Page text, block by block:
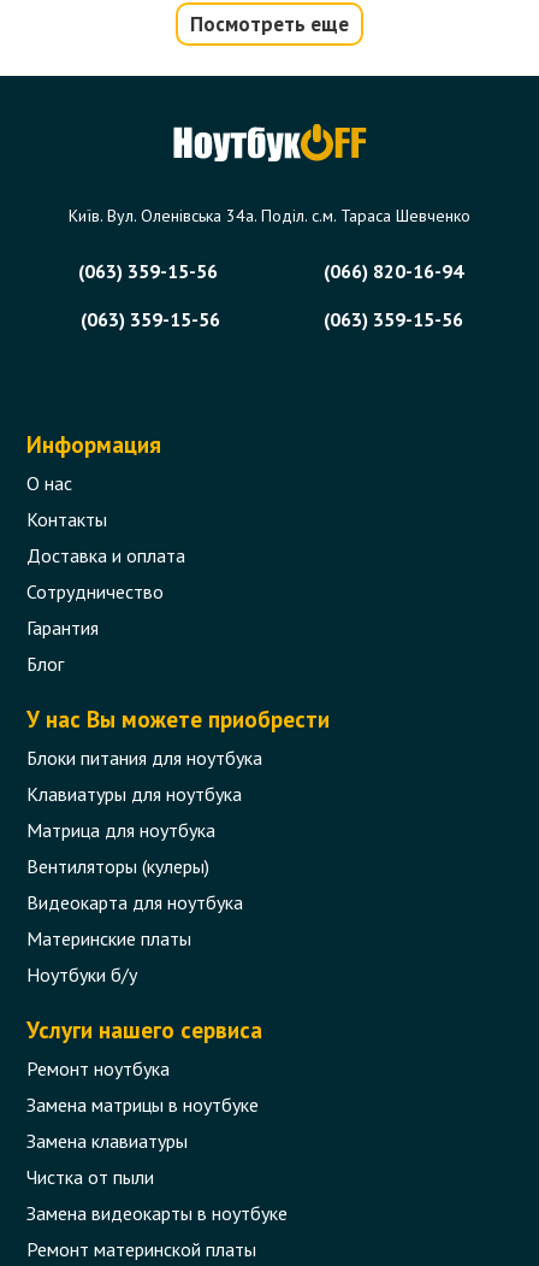
Посмотреть еще
Київ. Вул. Оленівська 34а. Поділ. с.м. Тараса Шевченко
(063) 359-15-56
(066) 820-16-94
(063) 359-15-56
(063) 359-15-56
Информация
О нас
Контакты
Доставка и оплата
Сотрудничество
Гарантия
Блог
У нас Вы можете приобрести
Блоки питания для ноутбука
Клавиатуры для ноутбука
Матрица для ноутбука
Вентиляторы (кулеры)
Видеокарта для ноутбука
Материнские платы
Ноутбуки б/у
Услуги нашего сервиса
Ремонт ноутбука
Замена матрицы в ноутбуке
Замена клавиатуры
Чистка от пыли
Замена видеокарты в ноутбуке
Ремонт материнской платы